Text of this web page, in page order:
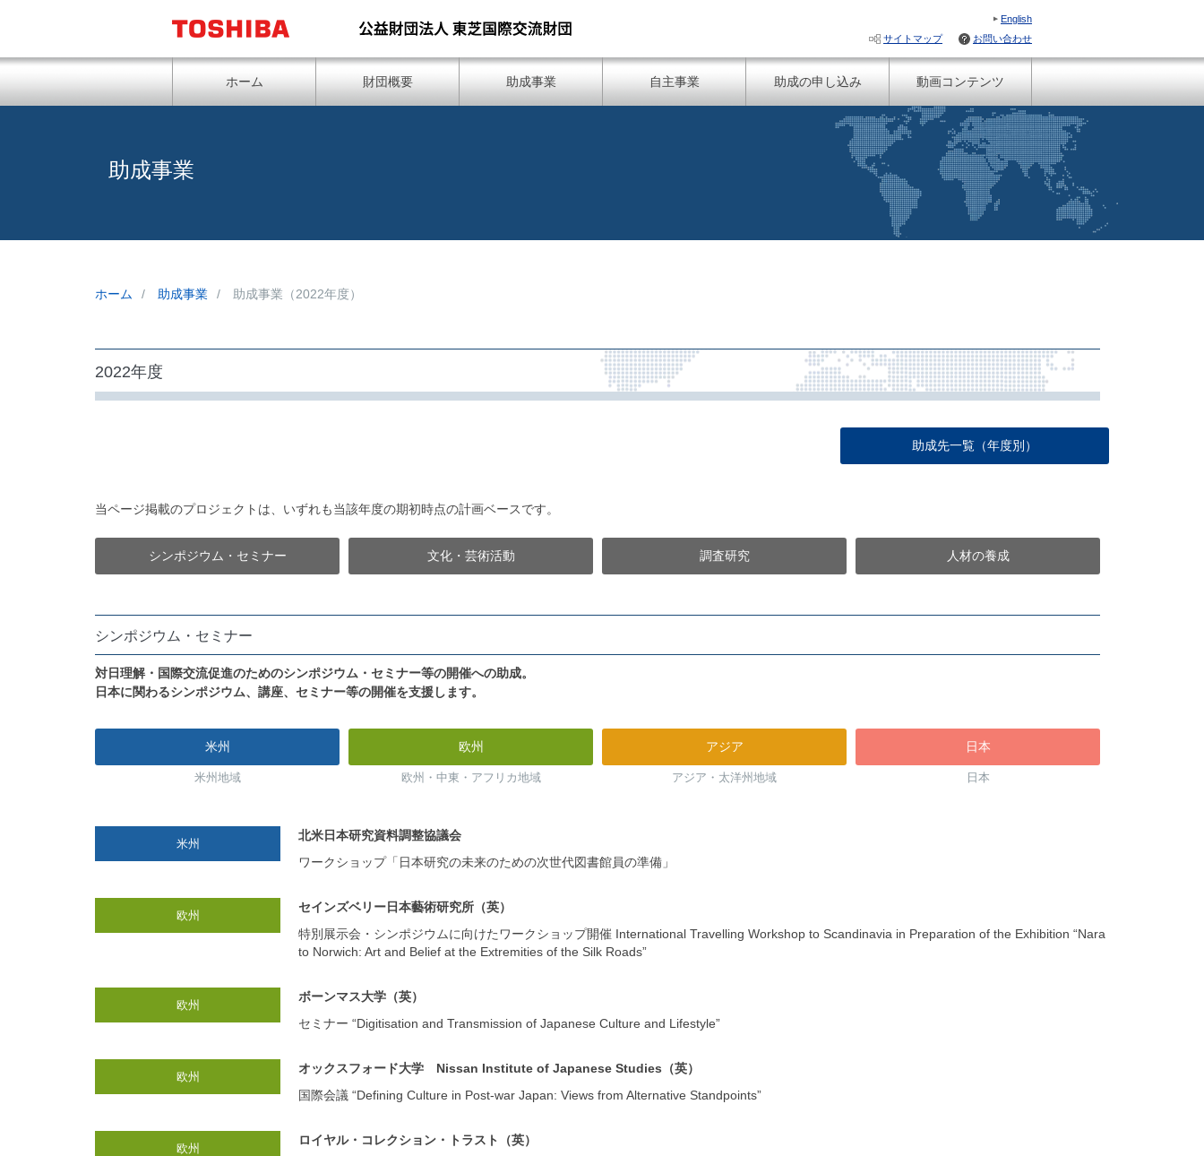
English
サイトマップ
お問い合わせ
ホーム 財団概要 助成事業 自主事業 助成の申し込み 動画コンテンツ
助成事業
ホーム 助成事業 助成事業（2022年度）
2022年度
助成先一覧（年度別）
当ページ掲載のプロジェクトは、いずれも当該年度の期初時点の計画ベースです。
シンポジウム・セミナー 文化・芸術活動 調査研究 人材の養成
シンポジウム・セミナー
対日理解・国際交流促進のためのシンポジウム・セミナー等の開催への助成。
日本に関わるシンポジウム、講座、セミナー等の開催を支援します。
米州
米州地域
欧州
欧州・中東・アフリカ地域
アジア
アジア・太洋州地域
日本
日本
米州
北米日本研究資料調整協議会
ワークショップ「日本研究の未来のための次世代図書館員の準備」
欧州
セインズベリー日本藝術研究所（英）
特別展示会・シンポジウムに向けたワークショップ開催 International Travelling Workshop to Scandinavia in Preparation of the Exhibition “Nara
to Norwich: Art and Belief at the Extremities of the Silk Roads”
欧州
ボーンマス大学（英）
セミナー “Digitisation and Transmission of Japanese Culture and Lifestyle”
欧州
オックスフォード大学 Nissan Institute of Japanese Studies（英）
国際会議 “Defining Culture in Post-war Japan: Views from Alternative Standpoints”
欧州
ロイヤル・コレクション・トラスト（英）